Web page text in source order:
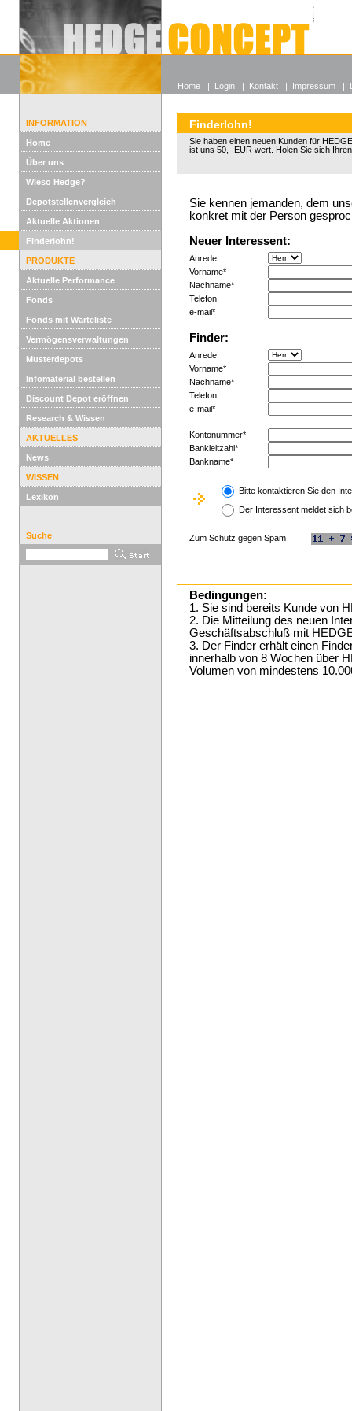
Alle
Wieso
INFORMATION
Home
Über uns
Wieso Hedge?
Depotstellenvergleich
Aktuelle Aktionen
Finderlohn!
PRODUKTE
Aktuelle Performance
Fonds
Fonds mit Warteliste
Vermögensverwaltungen
Musterdepots
Infomaterial bestellen
Discount Depot eröffnen
Research & Wissen
AKTUELLES
News
WISSEN
Lexikon
Suche
Finderlohn!
Sie haben einen neuen Kunden für
ist uns 50,- EUR wert. Holen Sie sich
Sie kennen jemanden, dem
konkret mit der Person
Neuer Interessent:
Anrede
Vorname*
Nachname*
Telefon
e-mail*
Finder:
Anrede
Vorname*
Nachname*
Telefon
e-mail*
Kontonummer*
Bankleitzahl*
Bankname*
Bitte kontaktieren Sie den
Der Interessent meldet sich
Zum Schutz gegen Spam
Bedingungen:
1. Sie sind bereits Kunde von
2. Die Mitteilung des neuen
Geschäftsabschluß mit
3. Der Finder erhält einen
innerhalb von 8 Wochen über
Volumen von mindestens
Home | Login | Kontakt | Impressum |